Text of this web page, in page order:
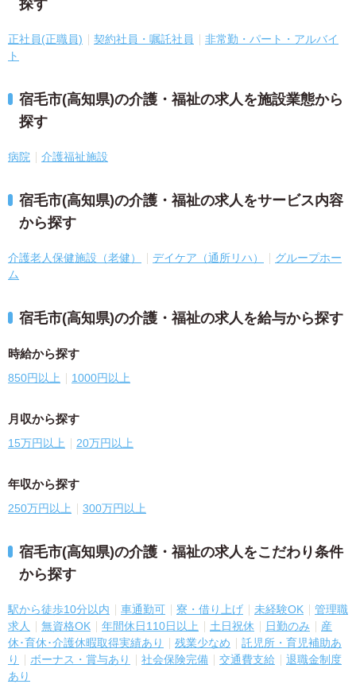
探す
正社員(正職員) 契約社員・嘱託社員
非常勤・パート・アルバイ
ト
宿毛市(高知県)の介護・福祉の求人を施設業態から
探す
病院 介護福祉施設
宿毛市(高知県)の介護・福祉の求人をサービス内容
から探す
介護老人保健施設（老健） デイケア（通所リハ）
グループホー
ム
宿毛市(高知県)の介護・福祉の求人を給与から探す
時給から探す
850円以上 1000円以上
月収から探す
15万円以上 20万円以上
年収から探す
250万円以上 300万円以上
宿毛市(高知県)の介護・福祉の求人をこだわり条件
から探す
駅から徒歩10分以内 車通勤可 寮・借り上げ 未経験OK
管理職
求人
無資格OK 年間休日110日以上 土日祝休 日勤のみ
産
休･育休･介護休暇取得実績あり
残業少なめ
託児所・育児補助あ
り
ボーナス・賞与あり 社会保険完備 交通費支給
退職金制度
あり